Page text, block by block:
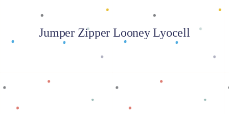
Jumper Zipper Looney Lyocell